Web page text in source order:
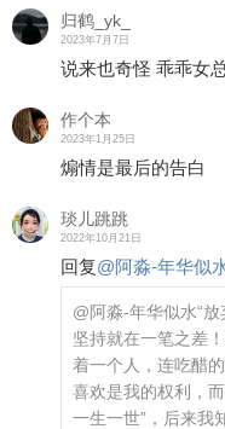
归鹤_yk_
2023年7月7日
说来也奇怪 乖乖女
作个本
2023年1月25日
煽情是最后的告白
琰儿跳跳
2022年10月21日
回复@阿淼-年华似
@阿淼-年华似水“
坚持就在一笔之差
着一个人，连吃醋
喜欢是我的权利，
一生一世”，后来我